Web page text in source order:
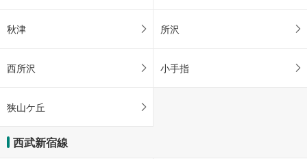
秋津 所沢
西所沢 小手指
狭山ケ丘
西武新宿線